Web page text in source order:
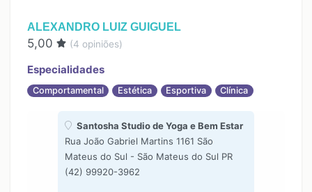
ALEXANDRO LUIZ GUIGUEL
5,00 (4 opiniões)
Especialidades
Comportamental Estética Esportiva Clínica
Santosha Studio de Yoga e Bem Estar
Rua João Gabriel Martins 1161 São
Mateus do Sul - São Mateus do Sul PR
(42) 99920-3962